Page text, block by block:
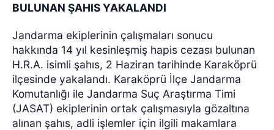
BULUNAN ŞAHIS YAKALANDI
Jandarma ekiplerinin çalışmaları sonucu
hakkında 14 yıl kesinleşmiş hapis cezası bulunan
H.R.A. isimli şahıs, 2 Haziran tarihinde Karaköprü
ilçesinde yakalandı. Karaköprü İlçe Jandarma
Komutanlığı ile Jandarma Suç Araştırma Timi
(JASAT) ekiplerinin ortak çalışmasıyla gözaltına
alınan şahıs, adli işlemler için ilgili makamlara